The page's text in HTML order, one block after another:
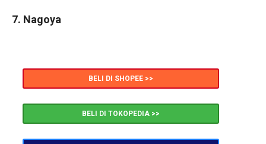
7. Nagoya
BELI DI SHOPEE >>
BELI DI TOKOPEDIA >>